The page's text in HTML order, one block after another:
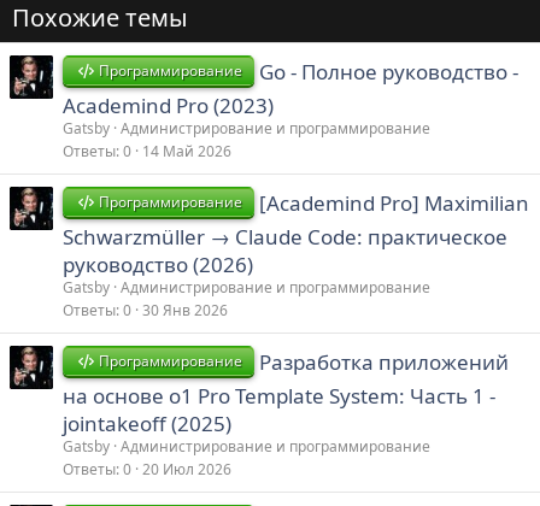
Похожие темы
Программирование
Go - Полное руководство -
Academind Pro (2023)
Gatsby Администрирование и программирование
Ответы 0 14 Май 2026
Программирование
[Academind Pro] Maximilian
Schwarzmüller → Claude Code: практическое
руководство (2026)
Gatsby Администрирование и программирование
Ответы 0 30 Янв 2026
Программирование
Разработка приложений
на основе o1 Pro Template System: Часть 1 -
jointakeoff (2025)
Gatsby Администрирование и программирование
Ответы 0 20 Июл 2026